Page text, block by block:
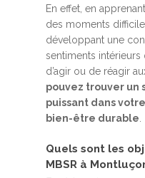
En effet, en
des moments
développant une
sentiments
d’agir ou de réagir
pouvez trouver un
puissant dans
bien-être durable
Quels sont les
MBSR à